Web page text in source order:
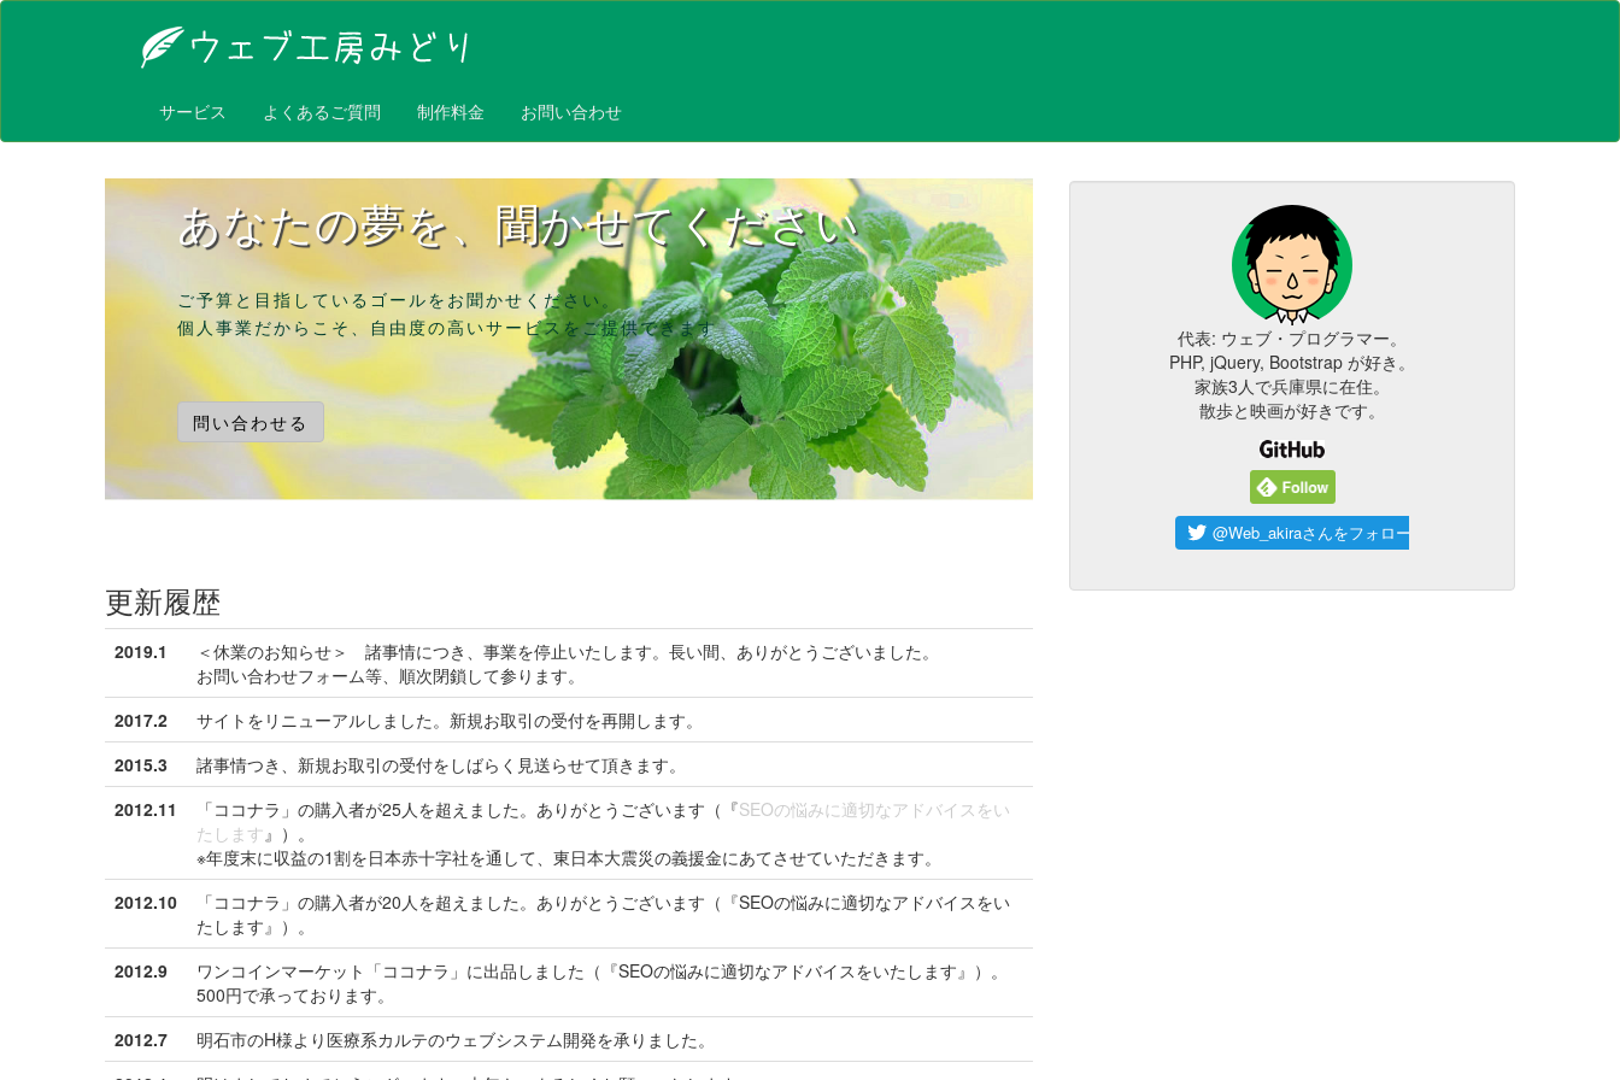
サービス よくあるご質問 制作料金 お問い合わせ
あなたの夢を、聞かせてください
ご予算と目指しているゴールをお聞かせください。
個人事業だからこそ、自由度の高いサービスをご提供できます
問い合わせる
更新履歴
2019.1
＜休業のお知らせ＞ 諸事情につき、事業を停止いたします。長い間、ありがとうございました。
お問い合わせフォーム等、順次閉鎖して参ります。
2017.2
サイトをリニューアルしました。新規お取引の受付を再開します。
2015.3
諸事情つき、新規お取引の受付をしばらく見送らせて頂きます。
2012.11
「ココナラ」の購入者が25人を超えました。ありがとうございます（『SEOの悩みに適切なアドバイスをい
たします』）。
※年度末に収益の1割を日本赤十字社を通して、東日本大震災の義援金にあてさせていただきます。
2012.10
「ココナラ」の購入者が20人を超えました。ありがとうございます（『SEOの悩みに適切なアドバイスをい
たします』）。
2012.9
ワンコインマーケット「ココナラ」に出品しました（『SEOの悩みに適切なアドバイスをいたします』）。
500円で承っております。
2012.7
明石市のH様より医療系カルテのウェブシステム開発を承りました。
代表: ウェブ・プログラマー。
PHP, jQuery, Bootstrap が好き。
家族3人で兵庫県に在住。
散歩と映画が好きです。